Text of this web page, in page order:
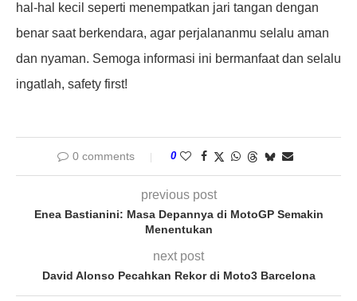
hal-hal kecil seperti menempatkan jari tangan dengan
benar saat berkendara, agar perjalananmu selalu aman
dan nyaman. Semoga informasi ini bermanfaat dan selalu
ingatlah, safety first!
0 comments 0
previous post
Enea Bastianini: Masa Depannya di MotoGP Semakin
Menentukan
next post
David Alonso Pecahkan Rekor di Moto3 Barcelona